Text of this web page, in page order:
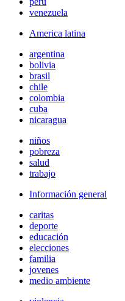
venezuela
America latina
argentina
bolivia
brasil
chile
colombia
cuba
nicaragua
niños
pobreza
salud
trabajo
Información general
caritas
deporte
educación
elecciones
familia
jovenes
medio ambiente